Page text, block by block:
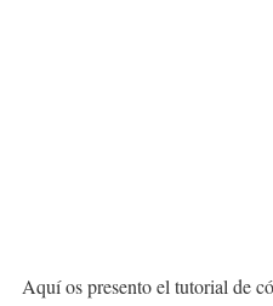
Aquí os presento el tutorial de